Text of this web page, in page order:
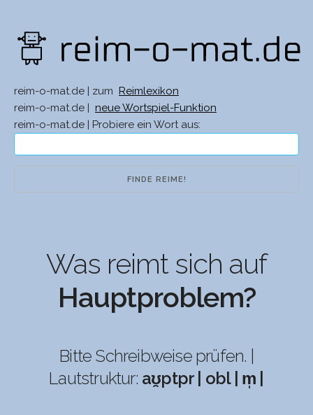
reim-o-mat.de | zum
Reimlexikon
reim-o-mat.de |
neue Wortspiel-Funktion
reim-o-mat.de | Probiere ein Wort aus:
Was reimt sich auf
Hauptproblem?
Bitte Schreibweise prüfen. |
Lautstruktur: aʊ̯ptpr | obl | m̩ |